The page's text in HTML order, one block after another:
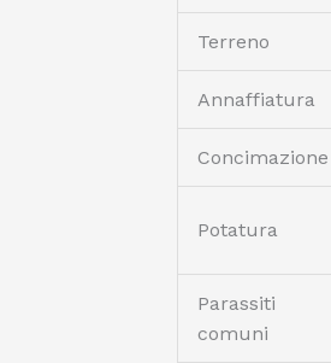
Terreno
Annaffiatura
Concimazione
Potatura
Parassiti
comuni